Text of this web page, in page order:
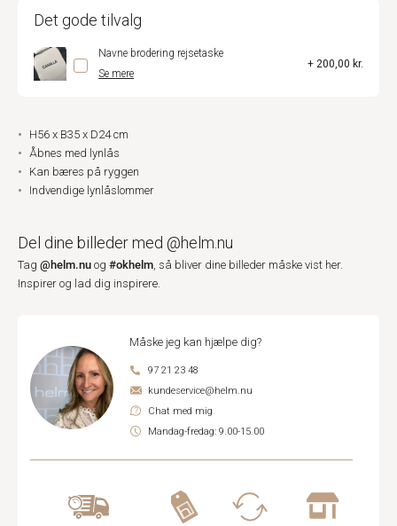
Det gode tilvalg
Navne brodering rejsetaske
Se mere
+ 200,00 kr.
H56 x B35 x D24 cm
Åbnes med lynlås
Kan bæres på ryggen
Indvendige lynlåslommer
Del dine billeder med @helm.nu
Tag @helm.nu og #okhelm, så bliver dine billeder måske vist her.
Inspirer og lad dig inspirere.
Måske jeg kan hjælpe dig?
97 21 23 48
kundeservice@helm.nu
Chat med mig
Mandag-fredag: 9.00-15.00